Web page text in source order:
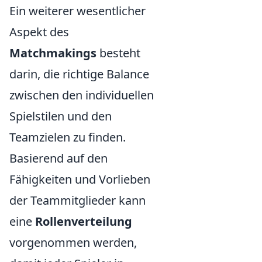
Ein weiterer wesentlicher
Aspekt des
Matchmakings besteht
darin, die richtige Balance
zwischen den individuellen
Spielstilen und den
Teamzielen zu finden.
Basierend auf den
Fähigkeiten und Vorlieben
der Teammitglieder kann
eine Rollenverteilung
vorgenommen werden,